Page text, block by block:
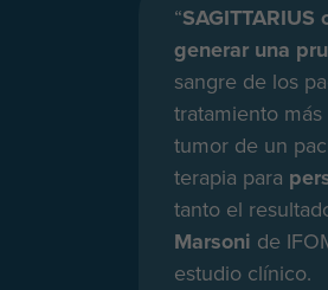
“
generar una
sangre de los
tratamiento
tumor de un
terapia para
tanto el
Marsoni de
estudio clínico.